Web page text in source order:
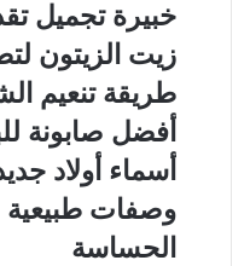
خبيرة تجميل
زيت الزيتون
طريقة تنعيم
أفضل صابونة
أسماء أولاد جديدة
وصفات
الحساسة